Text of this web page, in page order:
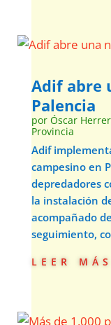
Adif abre
Palencia
por Óscar
Provincia
Adif
campesino en
depredadores
la instalación
acompañado
seguimiento,
leer más